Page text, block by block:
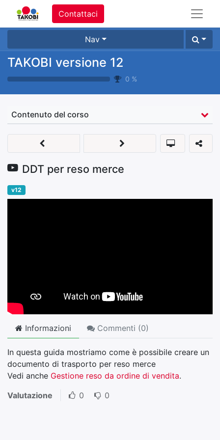
Contattaci
Nav
TAKOBI versione 12
0 %
Contenuto del corso
DDT per reso merce
v12
Informazioni Commenti (0)
In questa guida mostriamo come è possibile creare un
documento di trasporto per reso merce
Vedi anche Gestione reso da ordine di vendita.
Valutazione
0 0